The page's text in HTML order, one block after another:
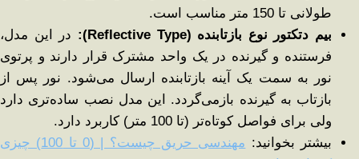
طولانی تا 150 متر مناسب است.
بیم دتکتور نوع بازتابنده (Reflective Type):
در این مدل،
فرستنده و گیرنده در یک واحد مشترک قرار دارند و پرتوی
نور به سمت یک آینه بازتابنده ارسال می‌شود. نور پس از
بازتاب به گیرنده بازمی‌گردد. این مدل نصب ساده‌تری دارد
ولی برای فواصل کوتاه‌تر (تا 100 متر) کاربرد دارد.
بیشتر بخوانید:
مهندسی حریق چیست؟ | (0 تا 100) چیزی